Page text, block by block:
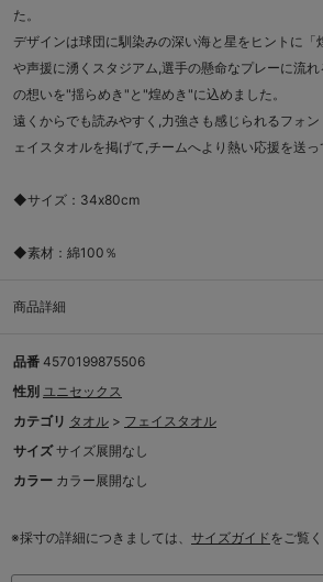
た。
デザインは球団に馴染みの深い海と星をヒントに「
や声援に湧くスタジアム,選手の懸命なプレーに流
の想いを"揺らめき"と"煌めき"に込めました。
遠くからでも読みやすく,力強さも感じられるフォ
ェイスタオルを掲げて,チームへより熱い応援を送っ
◆サイズ：34x80cm
◆素材：綿100％
商品詳細
品番 4570199875506
性別 ユニセックス
カテゴリ タオル > フェイスタオル
サイズ サイズ展開なし
カラー カラー展開なし
※採寸の詳細につきましては、 サイズガイドをご覧く